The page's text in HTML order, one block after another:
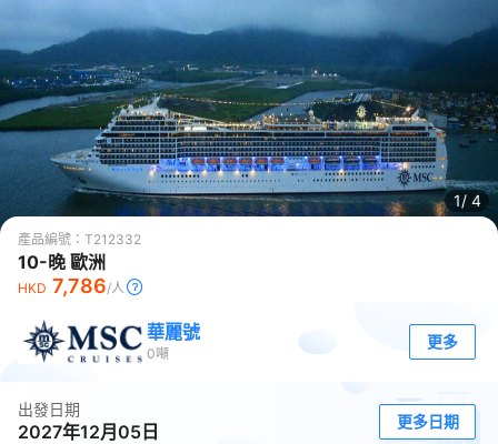
1/ 4
產品編號： T212332
10-晚 歐洲
HKD 7,786/人
華麗號
0噸
更多
出發日期
2027年12月05日 更多日期